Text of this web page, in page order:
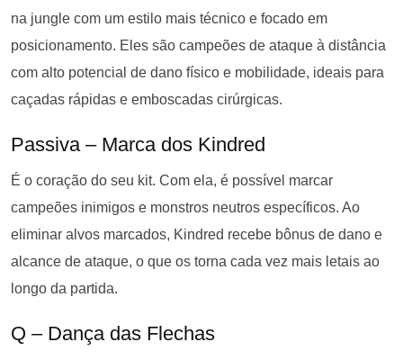
na jungle com um estilo mais técnico e focado em
posicionamento. Eles são campeões de ataque à distância
com alto potencial de dano físico e mobilidade, ideais para
caçadas rápidas e emboscadas cirúrgicas.
Passiva – Marca dos Kindred
É o coração do seu kit. Com ela, é possível marcar
campeões inimigos e monstros neutros específicos. Ao
eliminar alvos marcados, Kindred recebe bônus de dano e
alcance de ataque, o que os torna cada vez mais letais ao
longo da partida.
Q – Dança das Flechas